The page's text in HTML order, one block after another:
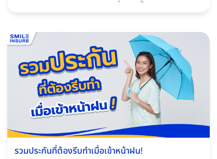
จุดหมายอย่างปลอดภัยมากขึ้น
รวมประกันที่ต้องรีบทําเมื่อเข้าหน้าฝน!